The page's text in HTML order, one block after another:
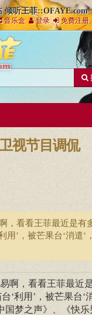
倾听王菲::OFAYE.com
音乐盒 登录 免费注册
视节目调侃
，看看王菲最近是有
用’，被芒果台‘消遣’
啊，看看王菲最近
‘利用’，被芒果台‘
国梦之声》、《快乐